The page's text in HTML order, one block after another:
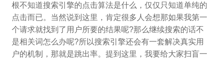
根不知道搜索引擎的点击算法是什么，仅仅只知道单纯的
点击而已。当然说到这里，肯定很多人会想那如果我第一
个请求就找到了用户所要的结果呢?那么继续搜索的话不
是相关词怎么办呢?所以搜索引擎还会有一套解决真实用
户的机制，那就是跳出率。提到这里，我要给大家扫盲一